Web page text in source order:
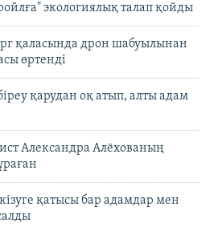
экологиялық талап қойды
қаласында дрон шабуылынан
өртенді
қарудан оқ атып, алты адам
Александра Алёхованың
қатысы бар адамдар мен